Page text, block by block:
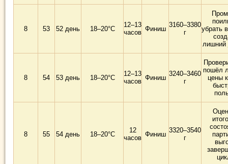
8 53 52 день 18–20°C
12–13
часов Финиш
3160–3380
г
убрать
лишний
8 54 53 день 18–20°C
12–13
часов Финиш
3240–3460
г
пошёл
цены
8 55 54 день 18–20°C
12
часов Финиш
3320–3540
г